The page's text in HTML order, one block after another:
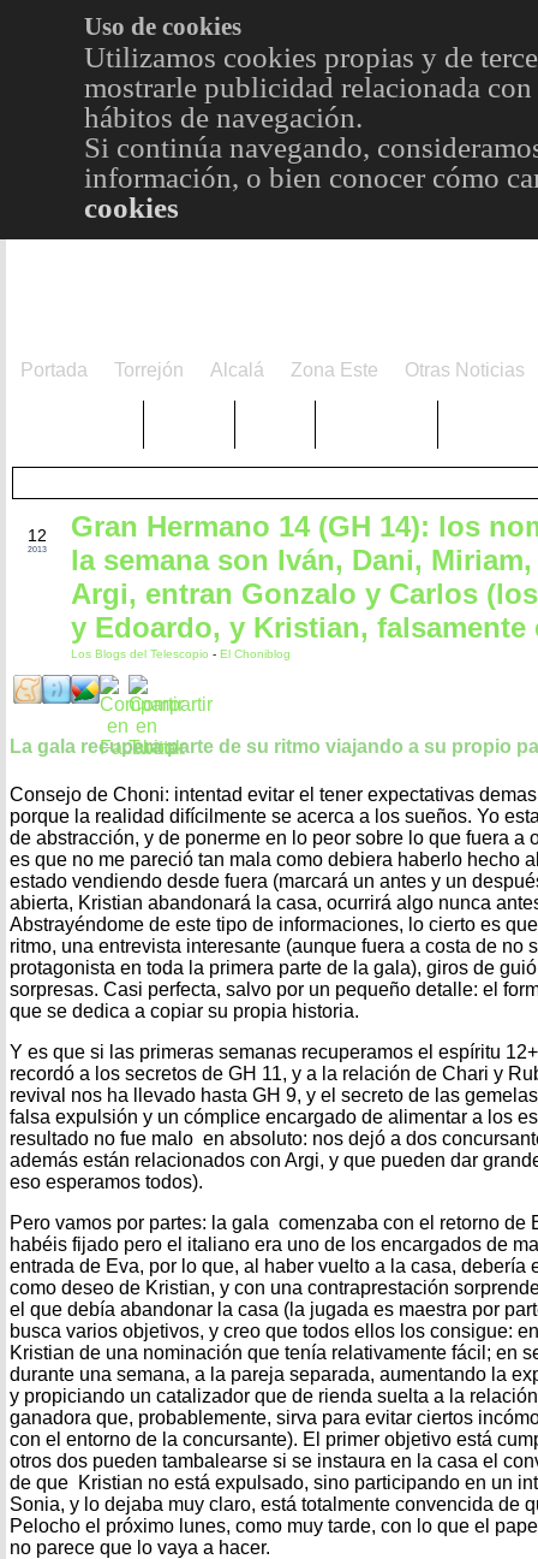
Uso de cookies
Utilizamos cookies propias y de
mostrarle publicidad relacionada
hábitos de navegación.
Si continúa navegando,
información, o bien conocer cómo
cookies
Portada Torrejón Alcalá Zona Este Otras Noticias
12
2013
Gran Hermano 14 (GH 14): los
la semana son Iván, Dani,
Argi, entran Gonzalo y Carlos
y Edoardo, y Kristian, falsamente
Los Blogs del Telescopio - El Choniblog
La gala recupera parte de su ritmo viajando a su propio
Consejo de Choni: intentad evitar el tener expectativas
porque la realidad difícilmente se acerca a los sueños. Yo
de abstracción, y de ponerme en lo peor sobre lo que fuera a
es que no me pareció tan mala como debiera haberlo hecho
estado vendiendo desde fuera (marcará un antes y un
abierta, Kristian abandonará la casa, ocurrirá algo nunca
Abstrayéndome de este tipo de informaciones, lo cierto es
ritmo, una entrevista interesante (aunque fuera a costa de no
protagonista en toda la primera parte de la gala), giros de
sorpresas. Casi perfecta, salvo por un pequeño detalle: el
que se dedica a copiar su propia historia.
Y es que si las primeras semanas recuperamos el espíritu
recordó a los secretos de GH 11, y a la relación de Chari y
revival nos ha llevado hasta GH 9, y el secreto de las
falsa expulsión y un cómplice encargado de alimentar a los
resultado no fue malo en absoluto: nos dejó a dos
además están relacionados con Argi, y que pueden dar
eso esperamos todos).
Pero vamos por partes: la gala comenzaba con el retorno de
habéis fijado pero el italiano era uno de los encargados de
entrada de Eva, por lo que, al haber vuelto a la casa, debería
como deseo de Kristian, y con una contraprestación
el que debía abandonar la casa (la jugada es maestra por
busca varios objetivos, y creo que todos ellos los consigue:
Kristian de una nominación que tenía relativamente fácil; en
durante una semana, a la pareja separada, aumentando la
y propiciando un catalizador que de rienda suelta a la
ganadora que, probablemente, sirva para evitar ciertos
con el entorno de la concursante). El primer objetivo está
otros dos pueden tambalearse si se instaura en la casa el
de que Kristian no está expulsado, sino participando en un
Sonia, y lo dejaba muy claro, está totalmente convencida de
Pelocho el próximo lunes, como muy tarde, con lo que el
no parece que lo vaya a hacer.